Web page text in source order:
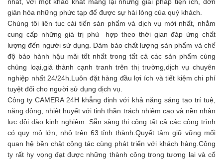
giản hóa những phức tạp để được sự hài lòng của quý khách.
Chúng tôi liên tuc cải tiến sản phẩm và dịch vụ mới nhất, nhằm
cung cấp những giá trị phù hợp theo thời gian đáp ứng chất
lượng đến người sử dụng. Đảm bảo chất lượng sản phẩm và chế
độ bảo hành hậu mãi tốt nhất trong tất cả các sản phẩm cùng
chủng loại,giá thành cạnh tranh trên thị trường,dịch vụ chuyên
nghiệp nhất 24/24h.Luôn đặt hàng đầu lợi ích và tiết kiệm chi phí
tuyệt đối cho người sử dụng dịch vụ.
Công ty CAMERA 24H khẳng định với khả năng sáng tạo trí tuệ,
năng động, nhiệt huyết với tinh thần trách nhiệm cao và nền nhân
lực dồi dào kinh nghiệm. Sẵn sàng thi công tất cả các công trình
có quy mô lớn, nhỏ trên 63 tỉnh thành.Quyết tâm giữ vững mối
quan hệ bền chặt cộng tác cùng phát triển với khách hàng.Công
ty rất hy vọng đạt được những thành công trong tương lai và cố